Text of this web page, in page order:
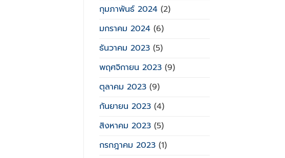
กุมภาพันธ์ 2024(2)
มกราคม 2024(6)
ธันวาคม 2023(5)
พฤศจิกายน 2023(9)
ตุลาคม 2023(9)
กันยายน 2023(4)
สิงหาคม 2023(5)
กรกฎาคม 2023(1)